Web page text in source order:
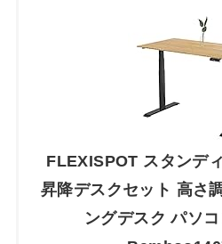
FLEXISPOT スタンデ
昇降デスクセット 高さ
ングデスク パソ